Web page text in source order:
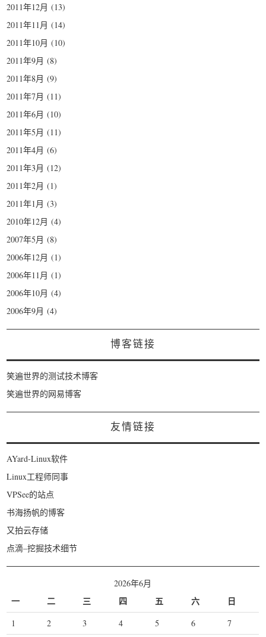
2011年12月 (13)
2011年11月 (14)
2011年10月 (10)
2011年9月 (8)
2011年8月 (9)
2011年7月 (11)
2011年6月 (10)
2011年5月 (11)
2011年4月 (6)
2011年3月 (12)
2011年2月 (1)
2011年1月 (3)
2010年12月 (4)
2007年5月 (8)
2006年12月 (1)
2006年11月 (1)
2006年10月 (4)
2006年9月 (4)
博客链接
笑遍世界的测试技术博客
笑遍世界的网易博客
友情链接
AYard-Linux软件
Linux工程师同事
VPSee的站点
书海扬帆的博客
又拍云存储
点滴–挖掘技术细节
2026年6月
一 二 三 四 五 六 日
1 2 3 4 5 6 7